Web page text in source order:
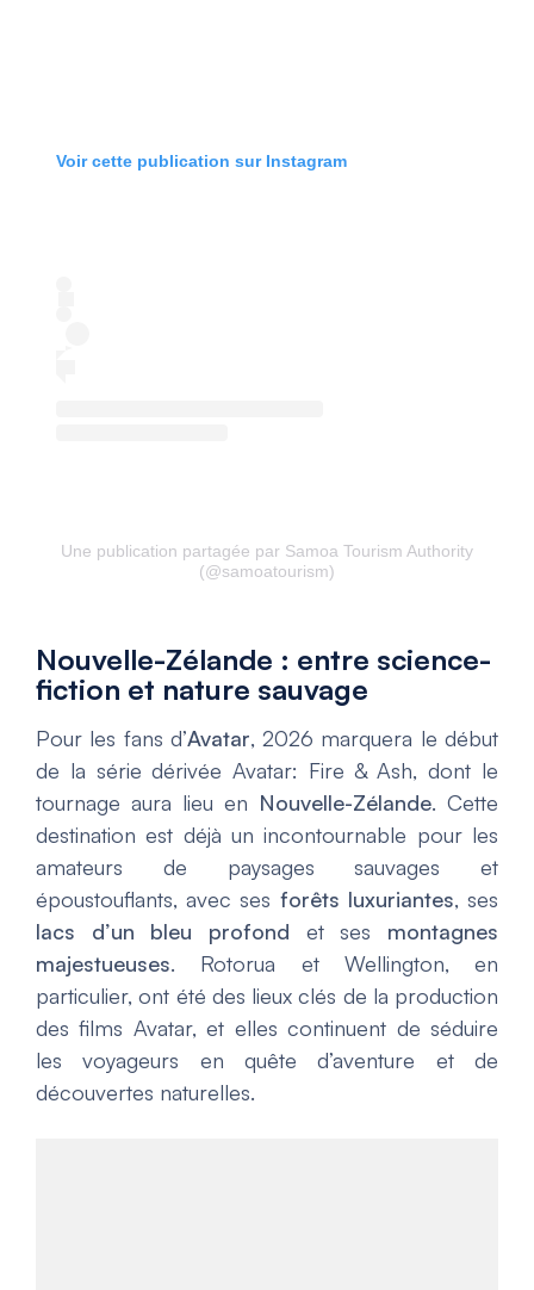
Voir cette publication sur Instagram
Une publication partagée par Samoa Tourism Authority
(@samoatourism)
Nouvelle-Zélande : entre science-
fiction et nature sauvage
Pour les fans d’Avatar, 2026 marquera le début
de la série dérivéeAvatar: Fire & Ash, dont le
tournage aura lieu en Nouvelle-Zélande. Cette
destination est déjà un incontournable pour les
amateurs de paysages sauvages et
époustouflants, avec ses forêts luxuriantes, ses
lacs d’un bleu profond et ses montagnes
majestueuses. Rotorua et Wellington, en
particulier, ont été des lieux clés de la production
des films Avatar, et elles continuent de séduire
les voyageurs en quête d’aventure et de
découvertes naturelles.